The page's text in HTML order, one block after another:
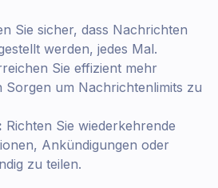
Sie sicher, dass Nachrichten
werden, jedes Mal.
Sie effizient mehr
Sorgen um Nachrichtenlimits zu
Richten Sie wiederkehrende
Ankündigungen oder
zu teilen.